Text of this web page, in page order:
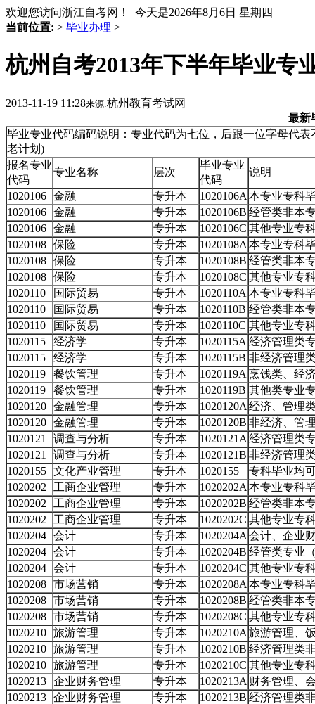
欢迎您访问浙江自考网！ 今天是2026年8月6日 星期四
当前位置: > 毕业办理 >
杭州自考2013年下半年毕业专
2013-11-19 11:28来源:杭州教育考试网
最新
毕业专业代码编码说明：专业代码为七位，后跟一位字母代
老计划)
报名专业
代码
专业名称 层次
毕业专业
代码
说明
1020106 金融 专升本 1020106A 本专业专科
1020106 金融 专升本 1020106B 经管类非本
1020106 金融 专升本 1020106C 其他专业专
1020108 保险 专升本 1020108A 本专业专科
1020108 保险 专升本 1020108B 经管类非本
1020108 保险 专升本 1020108C 其他专业专
1020110
国际贸易 专升本 1020110A 本专业专科
1020110
国际贸易 专升本 1020110B 经管类非本
1020110
国际贸易 专升本 1020110C 其他专业专
1020115
经济学 专升本 1020115A 经济管理类
1020115
经济学 专升本 1020115B 非经济管理
1020119
餐饮管理 专升本 1020119A 烹饯类、经
1020119
餐饮管理 专升本 1020119B 其他类专业
1020120 金融管理 专升本 1020120A 经济、管理
1020120 金融管理 专升本 1020120B 非经济、管
1020121
调查与分析 专升本 1020121A 经济管理类
1020121
调查与分析 专升本 1020121B 非经济管理
1020155 文化产业管理 专升本 1020155
专科毕业均
1020202
工商企业管理 专升本 1020202A 本专业专科
1020202
工商企业管理 专升本 1020202B 经管类非本
1020202
工商企业管理 专升本 1020202C 其他专业专
1020204 会计 专升本 1020204A 会计、企业
1020204 会计 专升本 1020204B 经管类专业
1020204 会计 专升本 1020204C 其他专业专
1020208 市场营销 专升本 1020208A 本专业专科
1020208 市场营销 专升本 1020208B 经管类非本
1020208 市场营销 专升本 1020208C 其他专业专
1020210 旅游管理 专升本 1020210A 旅游管理、
1020210 旅游管理 专升本 1020210B 经济管理类
1020210 旅游管理 专升本 1020210C 其他专业专
1020213 企业财务管理 专升本 1020213A 财务管理、
1020213 企业财务管理 专升本 1020213B 经济管理类